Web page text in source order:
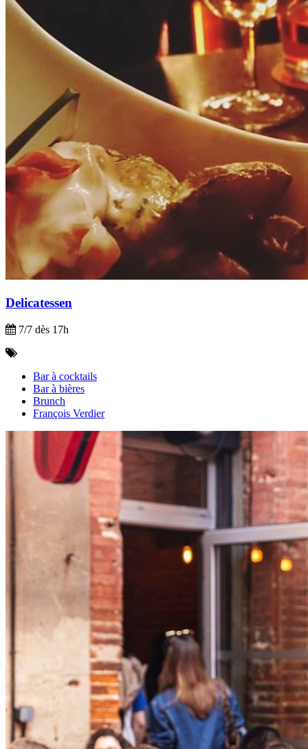
Delicatessen
7/7 dès 17h
Bar à cocktails
Bar à bières
Brunch
François Verdier